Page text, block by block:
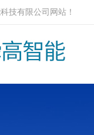
技有限公司网站！